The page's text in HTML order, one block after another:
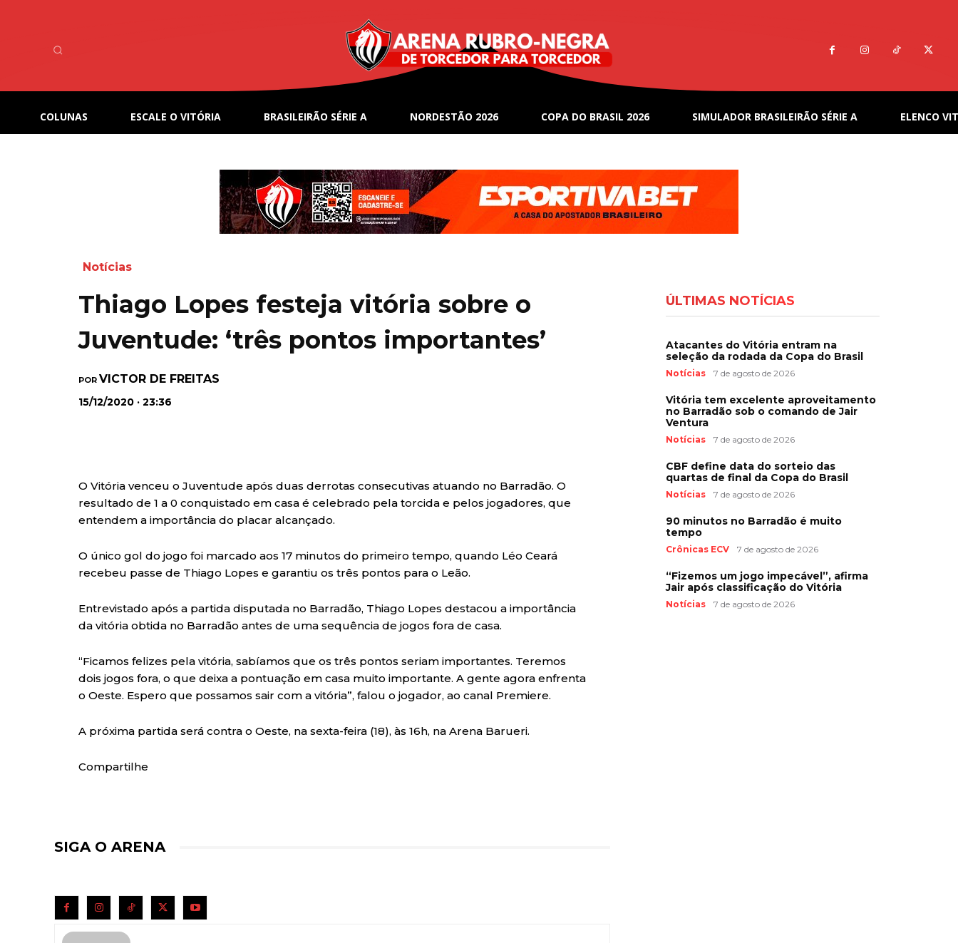
COLUNAS ESCALE O VITÓRIA BRASILEIRÃO SÉRIE A NORDESTÃO 2026 COPA DO BRASIL 2026 SIMULADOR BRASILEIRÃO SÉRIE A ELENCO
Notícias
Thiago Lopes festeja vitória sobre o
Juventude: ‘três pontos importantes’
POR VICTOR DE FREITAS
15/12/2020 · 23:36
O Vitória venceu o Juventude após duas derrotas consecutivas atuando no Barradão. O
resultado de 1 a 0 conquistado em casa é celebrado pela torcida e pelos jogadores, que
entendem a importância do placar alcançado.
O único gol do jogo foi marcado aos 17 minutos do primeiro tempo, quando Léo Ceará
recebeu passe de Thiago Lopes e garantiu os três pontos para o Leão.
Entrevistado após a partida disputada no Barradão, Thiago Lopes destacou a importância
da vitória obtida no Barradão antes de uma sequência de jogos fora de casa.
“Ficamos felizes pela vitória, sabíamos que os três pontos seriam importantes. Teremos
dois jogos fora, o que deixa a pontuação em casa muito importante. A gente agora enfrenta
o Oeste. Espero que possamos sair com a vitória”, falou o jogador, ao canal Premiere.
A próxima partida será contra o Oeste, na sexta-feira (18), às 16h, na Arena Barueri.
Compartilhe
SIGA O ARENA
ÚLTIMAS NOTÍCIAS
Atacantes do Vitória entram na
seleção da rodada da Copa do Brasil
Notícias 7 de agosto de 2026
Vitória tem excelente aproveitamento
no Barradão sob o comando de Jair
Ventura
Notícias 7 de agosto de 2026
CBF define data do sorteio das
quartas de final da Copa do Brasil
Notícias 7 de agosto de 2026
90 minutos no Barradão é muito
tempo
Crônicas ECV 7 de agosto de 2026
“Fizemos um jogo impecável”, afirma
Jair após classificação do Vitória
Notícias 7 de agosto de 2026